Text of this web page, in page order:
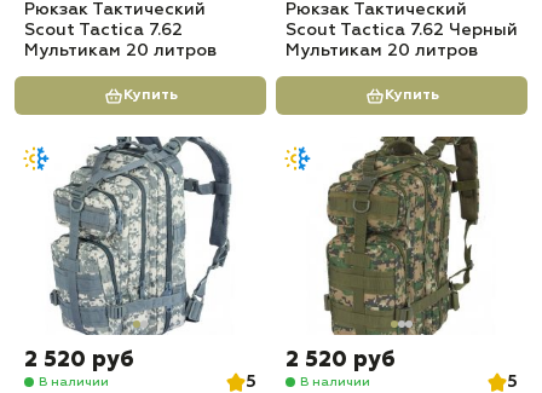
Рюкзак Тактический
Scout Tactica 7.62
Мультикам 20 литров
Купить
Рюкзак Тактический
Scout Tactica 7.62 Черный
Мультикам 20 литров
Купить
2 520 руб
В наличии
5
2 520 руб
В наличии
5